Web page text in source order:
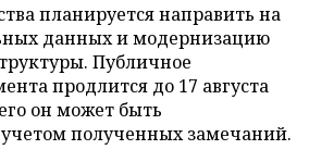
планируется направить на
данных и модернизацию
Публичное
продлится до 17 августа
он может быть
учетом полученных замечаний.